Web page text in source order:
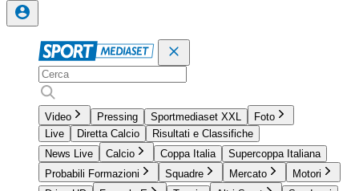
Video Pressing Sportmediaset XXL
Foto
Live
Diretta Calcio
Risultati e Classifiche
News Live
Calcio Coppa Italia
Supercoppa Italiana
Probabili Formazioni
Squadre Mercato
Motori